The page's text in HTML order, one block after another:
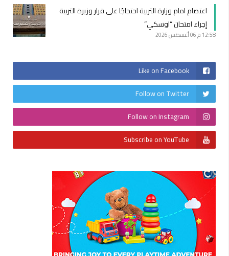
اعتصام امام وزارة التربية احتجاجًا على قرار وزيرة التربية
إجراء امتحان “اوسكي”
12:58 م 06 أغسطس 2026
Like on Facebook
Follow on Twitter
Follow on Instagram
Subscribe on YouTube